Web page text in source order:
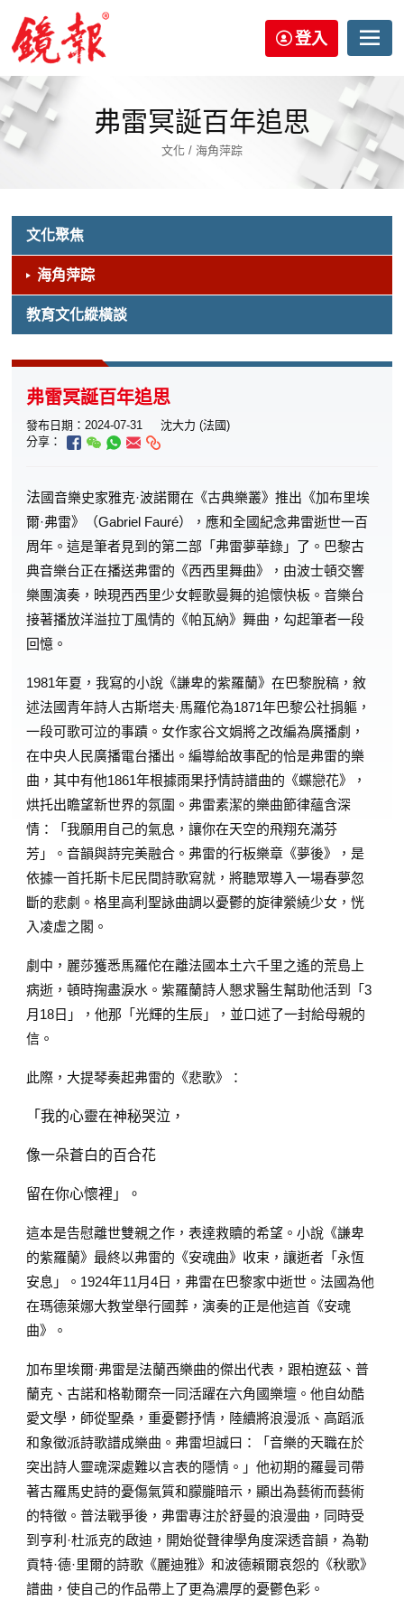
登入
弗雷冥誕百年追思
文化 / 海角萍踪
文化聚焦
海角萍踪
教育文化縱橫談
弗雷冥誕百年追思
發布日期：2024-07-31
沈大力 (法國)
分享：
法國音樂史家雅克·波諾爾在《古典樂叢》推出《加布里埃
爾·弗雷》（Gabriel Fauré），應和全國紀念弗雷逝世一百
周年。這是筆者見到的第二部「弗雷夢華錄」了。巴黎古
典音樂台正在播送弗雷的《西西里舞曲》，由波士頓交響
樂團演奏，映現西西里少女輕歌曼舞的追懷快板。音樂台
接著播放洋溢拉丁風情的《帕瓦納》舞曲，勾起筆者一段
回憶。
1981年夏，我寫的小說《謙卑的紫羅蘭》在巴黎脫稿，敘
述法國青年詩人古斯塔夫·馬羅佗為1871年巴黎公社捐軀，
一段可歌可泣的事蹟。女作家谷文娟將之改編為廣播劇，
在中央人民廣播電台播出。編導給故事配的恰是弗雷的樂
曲，其中有他1861年根據雨果抒情詩譜曲的《蝶戀花》，
烘托出瞻望新世界的氛圍。弗雷素潔的樂曲節律蘊含深
情：「我願用自己的氣息，讓你在天空的飛翔充滿芬
芳」。音韻與詩完美融合。弗雷的行板樂章《夢後》，是
依據一首托斯卡尼民間詩歌寫就，將聽眾導入一場春夢忽
斷的悲劇。格里高利聖詠曲調以憂鬱的旋律縈繞少女，恍
入凌虛之閣。
劇中，麗莎獲悉馬羅佗在離法國本土六千里之遙的荒島上
病逝，頓時掬盡淚水。紫羅蘭詩人懇求醫生幫助他活到「3
月18日」，他那「光輝的生辰」，並口述了一封給母親的
信。
此際，大提琴奏起弗雷的《悲歌》：
「我的心靈在神秘哭泣，
像一朵蒼白的百合花
留在你心懷裡」。
這本是告慰離世雙親之作，表達救贖的希望。小說《謙卑
的紫羅蘭》最終以弗雷的《安魂曲》收束，讓逝者「永恆
安息」。1924年11月4日，弗雷在巴黎家中逝世。法國為他
在瑪德萊娜大教堂舉行國葬，演奏的正是他這首《安魂
曲》。
加布里埃爾·弗雷是法蘭西樂曲的傑出代表，跟柏遼茲、普
蘭克、古諾和格勒爾奈一同活躍在六角國樂壇。他自幼酷
愛文學，師從聖桑，重憂鬱抒情，陸續將浪漫派、高蹈派
和象徵派詩歌譜成樂曲。弗雷坦誠曰：「音樂的天職在於
突出詩人靈魂深處難以言表的隱情。」他初期的羅曼司帶
著古羅馬史詩的憂傷氣質和朦朧暗示，顯出為藝術而藝術
的特徵。普法戰爭後，弗雷專注於舒曼的浪漫曲，同時受
到亨利·杜派克的啟迪，開始從聲律學角度深透音韻，為勒
貢特·德·里爾的詩歌《麗迪雅》和波德賴爾哀怨的《秋歌》
譜曲，使自己的作品帶上了更為濃厚的憂鬱色彩。